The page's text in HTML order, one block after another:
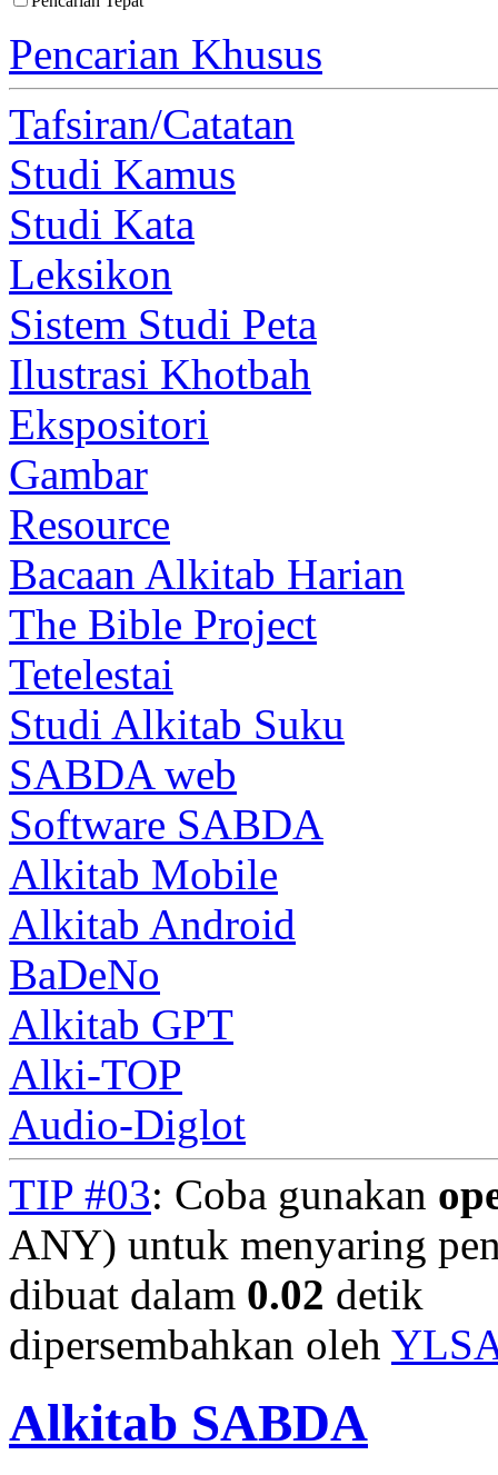
Pencarian Khusus
Tafsiran/Catatan
Studi Kamus
Studi Kata
Leksikon
Sistem Studi Peta
Ilustrasi Khotbah
Ekspositori
Gambar
Resource
Bacaan Alkitab Harian
The Bible Project
Tetelestai
Studi Alkitab Suku
SABDA web
Software SABDA
Alkitab Mobile
Alkitab Android
BaDeNo
Alkitab GPT
Alki-TOP
Audio-Diglot
TIP #03: Coba gunakan
ANY) untuk menyaring
dibuat dalam 0.02 detik
dipersembahkan oleh
Alkitab SABDA